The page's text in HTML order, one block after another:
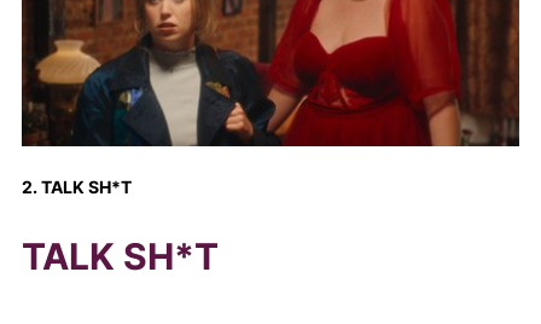
2. TALK SH*T
TALK SH*T